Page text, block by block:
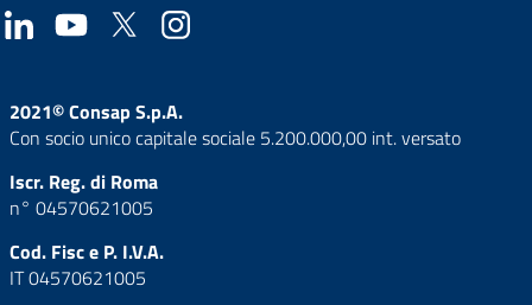
2021© Consap S.p.A.
Con socio unico capitale sociale 5.200.000,00 int. versato
Iscr. Reg. di Roma
n° 04570621005
Cod. Fisc e P. I.V.A.
IT 04570621005